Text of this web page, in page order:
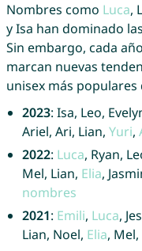
Nombres como Luca,
y Isa han dominado
Sin embargo, cada
marcan nuevas
unisex más populares
2023: Isa, Leo,
Ariel, Ari, Lian, Yuri,
2022: Luca, Ryan,
Mel, Lian, Elia,
nombres
2021: Emili, Luca,
Lian, Noel, Elia, Mel,